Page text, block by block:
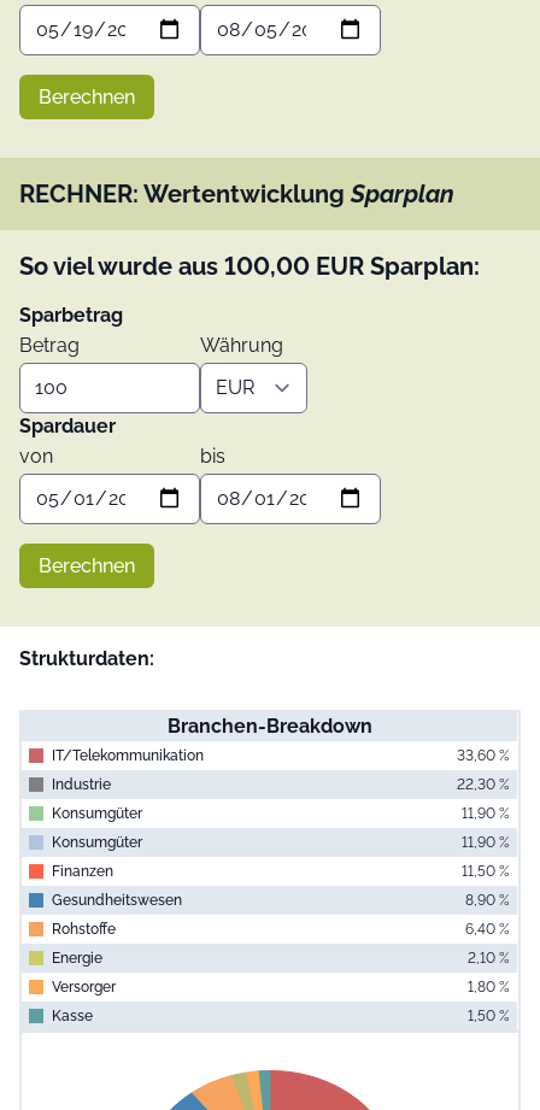
Berechnen
RECHNER: WertentwicklungSparplan
So viel wurde aus 100,00 EUR Sparplan:
Sparbetrag
Betrag
Währung
Spardauer
von
bis
Berechnen
Strukturdaten:
Branchen-Breakdown
IT/ Telekommunikation
33,60 %
Industrie
22,30 %
Konsumgüter
11,90 %
Konsumgüter
11,90 %
Finanzen
11,50 %
Gesundheitswesen
8,90 %
Rohstoffe
6,40 %
Energie
2,10 %
Versorger
1,80 %
Kasse
1,50 %
Pie chart with 10 slices.